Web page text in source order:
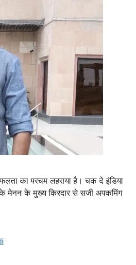
का परचम लहराया है। चक दे इंडिया
के मेनन के मुख्य किरदार से सजी अपकमिंग